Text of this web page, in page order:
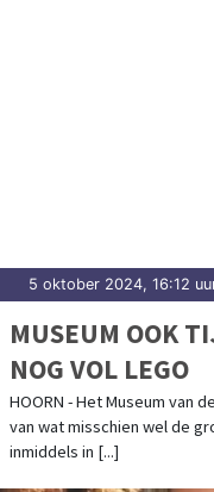
5 oktober 2024, 16:12
MUSEUM OOK
NOG VOL LEGO
HOORN - Het Museum van
van wat misschien wel de
inmiddels in [...]